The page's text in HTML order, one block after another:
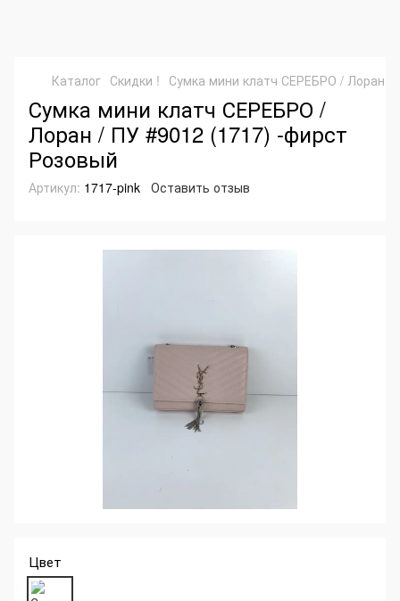
Каталог Скидки ! Сумка мини клатч СЕРЕБРО / Лоран /
Сумка мини клатч СЕРЕБРО /
Лоран / ПУ #9012 (1717) -фирст
Розовый
Артикул: 1717-pink Оставить отзыв
Цвет